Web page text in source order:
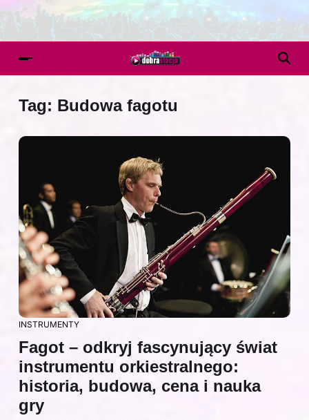
Tag: Budowa fagotu
INSTRUMENTY
Fagot – odkryj fascynujący świat
instrumentu orkiestralnego:
historia, budowa, cena i nauka
gry